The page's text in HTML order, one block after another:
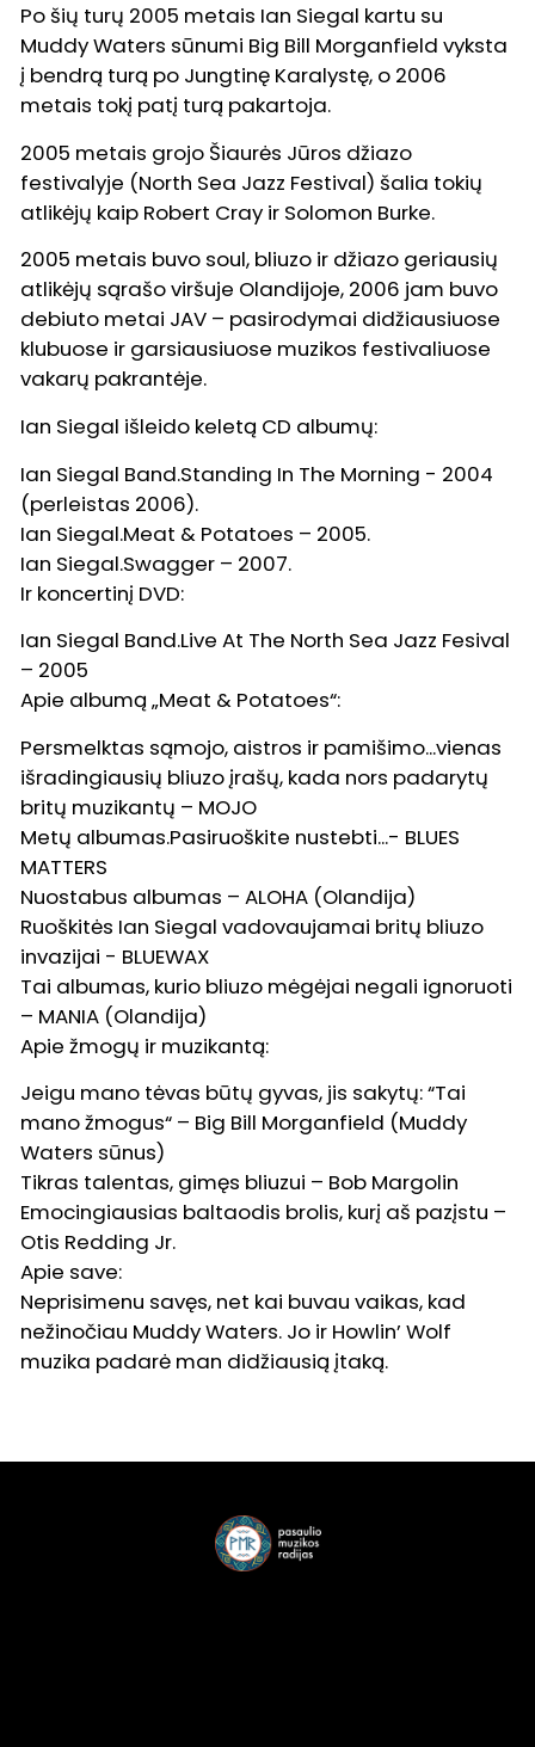
Po šių turų 2005 metais Ian Siegal kartu su
Muddy Waters sūnumi Big Bill Morganfield vyksta
į bendrą turą po Jungtinę Karalystę, o 2006
metais tokį patį turą pakartoja.
2005 metais grojo Šiaurės Jūros džiazo
festivalyje (North Sea Jazz Festival) šalia tokių
atlikėjų kaip Robert Cray ir Solomon Burke.
2005 metais buvo soul, bliuzo ir džiazo geriausių
atlikėjų sąrašo viršuje Olandijoje, 2006 jam buvo
debiuto metai JAV – pasirodymai didžiausiuose
klubuose ir garsiausiuose muzikos festivaliuose
vakarų pakrantėje.
Ian Siegal išleido keletą CD albumų:
Ian Siegal Band.Standing In The Morning - 2004
(perleistas 2006).
Ian Siegal.Meat & Potatoes – 2005.
Ian Siegal.Swagger – 2007.
Ir koncertinį DVD:
Ian Siegal Band.Live At The North Sea Jazz Fesival
– 2005
Apie albumą „Meat & Potatoes“:
Persmelktas sąmojo, aistros ir pamišimo...vienas
išradingiausių bliuzo įrašų, kada nors padarytų
britų muzikantų – MOJO
Metų albumas.Pasiruoškite nustebti...- BLUES
MATTERS
Nuostabus albumas – ALOHA (Olandija)
Ruoškitės Ian Siegal vadovaujamai britų bliuzo
invazijai - BLUEWAX
Tai albumas, kurio bliuzo mėgėjai negali ignoruoti
– MANIA (Olandija)
Apie žmogų ir muzikantą:
Jeigu mano tėvas būtų gyvas, jis sakytų: “Tai
mano žmogus“ – Big Bill Morganfield (Muddy
Waters sūnus)
Tikras talentas, gimęs bliuzui – Bob Margolin
Emocingiausias baltaodis brolis, kurį aš pazįstu –
Otis Redding Jr.
Apie save:
Neprisimenu savęs, net kai buvau vaikas, kad
nežinočiau Muddy Waters. Jo ir Howlin’ Wolf
muzika padarė man didžiausią įtaką.